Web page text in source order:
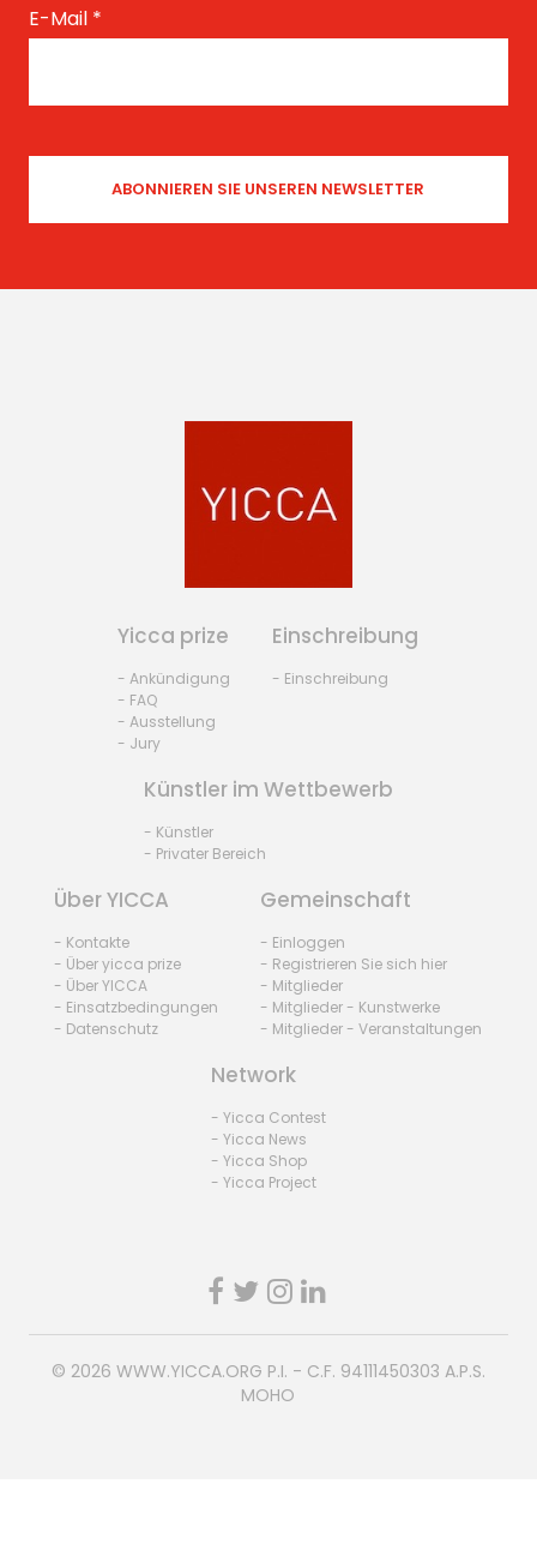
E-Mail *
Yicca prize
- Ankündigung
- FAQ
- Ausstellung
- Jury
Einschreibung
- Einschreibung
Künstler im Wettbewerb
- Künstler
- Privater Bereich
Über YICCA
- Kontakte
- Über yicca prize
- Über YICCA
- Einsatzbedingungen
- Datenschutz
Gemeinschaft
- Einloggen
- Registrieren Sie sich hier
- Mitglieder
- Mitglieder - Kunstwerke
- Mitglieder - Veranstaltungen
Network
- Yicca Contest
- Yicca News
- Yicca Shop
- Yicca Project
© 2026 WWW.YICCA.ORG P.I. - C.F. 94111450303 A.P.S.
MOHO